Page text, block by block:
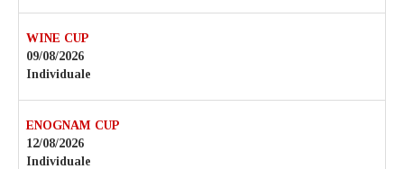
WINE CUP
09/08/2026
Individuale
ENOGNAM CUP
12/08/2026
Individuale